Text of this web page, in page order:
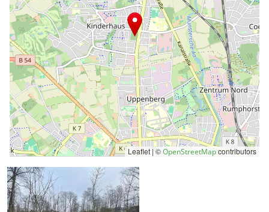
Leaflet | ©OpenStreetMapcontributors